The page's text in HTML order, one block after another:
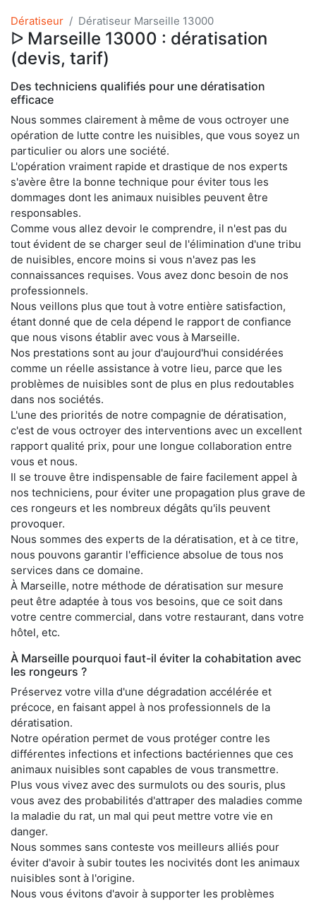
Dératiseur Dératiseur Marseille 13000
ᐅ Marseille 13000 : dératisation
(devis, tarif)
Des techniciens qualifiés pour une dératisation
efficace
Nous sommes clairement à même de vous octroyer une
opération de lutte contre les nuisibles, que vous soyez un
particulier ou alors une société.
L'opération vraiment rapide et drastique de nos experts
s'avère être la bonne technique pour éviter tous les
dommages dont les animaux nuisibles peuvent être
responsables.
Comme vous allez devoir le comprendre, il n'est pas du
tout évident de se charger seul de l'élimination d'une tribu
de nuisibles, encore moins si vous n'avez pas les
connaissances requises. Vous avez donc besoin de nos
professionnels.
Nous veillons plus que tout à votre entière satisfaction,
étant donné que de cela dépend le rapport de confiance
que nous visons établir avec vous à Marseille.
Nos prestations sont au jour d'aujourd'hui considérées
comme un réelle assistance à votre lieu, parce que les
problèmes de nuisibles sont de plus en plus redoutables
dans nos sociétés.
L'une des priorités de notre compagnie de dératisation,
c'est de vous octroyer des interventions avec un excellent
rapport qualité prix, pour une longue collaboration entre
vous et nous.
Il se trouve être indispensable de faire facilement appel à
nos techniciens, pour éviter une propagation plus grave de
ces rongeurs et les nombreux dégâts qu'ils peuvent
provoquer.
Nous sommes des experts de la dératisation, et à ce titre,
nous pouvons garantir l'efficience absolue de tous nos
services dans ce domaine.
À Marseille, notre méthode de dératisation sur mesure
peut être adaptée à tous vos besoins, que ce soit dans
votre centre commercial, dans votre restaurant, dans votre
hôtel, etc.
À Marseille pourquoi faut-il éviter la cohabitation avec
les rongeurs ?
Préservez votre villa d'une dégradation accélérée et
précoce, en faisant appel à nos professionnels de la
dératisation.
Notre opération permet de vous protéger contre les
différentes infections et infections bactériennes que ces
animaux nuisibles sont capables de vous transmettre.
Plus vous vivez avec des surmulots ou des souris, plus
vous avez des probabilités d'attraper des maladies comme
la maladie du rat, un mal qui peut mettre votre vie en
danger.
Nous sommes sans conteste vos meilleurs alliés pour
éviter d'avoir à subir toutes les nocivités dont les animaux
nuisibles sont à l'origine.
Nous vous évitons d'avoir à supporter les problèmes